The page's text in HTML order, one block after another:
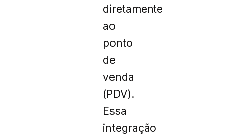
diretamente
ao
ponto
de
venda
(PDV).
Essa
integração